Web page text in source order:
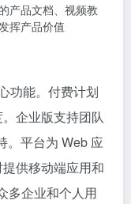
产品文档、视频教
挥产品价值
功能。付费计划
企业版支持团队
。平台为 Web 应
供移动端应用和
多企业和个人用